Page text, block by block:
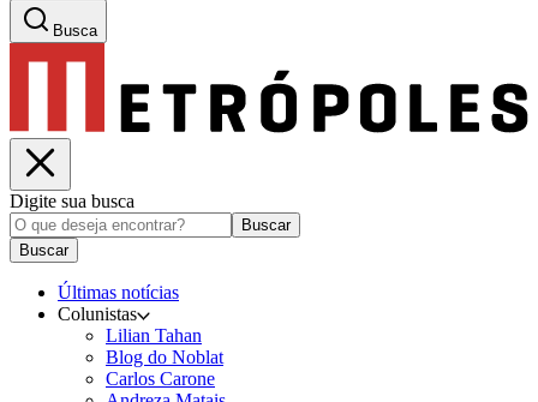
Busca
Digite sua busca
Buscar
Buscar
Últimas notícias
Colunistas
Lilian Tahan
Blog do Noblat
Carlos Carone